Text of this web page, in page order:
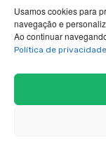
Usamos cookies para
navegação e
Ao continuar
Política de privacidade
(35) 3435-1112
Siga-nos: